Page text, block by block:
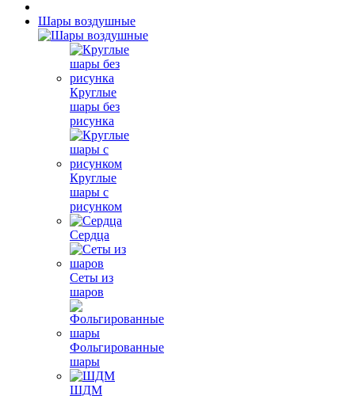
Шары воздушные
Круглые
шары без
рисунка
Круглые
шары с
рисунком
Сердца
Сеты из
шаров
Фольгированные
шары
ШДМ